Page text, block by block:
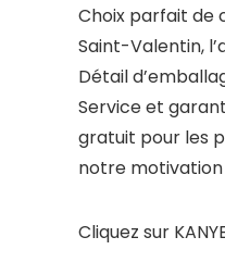
Choix parfait de
Saint-Valentin,
Détail
Service et
gratuit pour les
notre motivation
Cliquez sur